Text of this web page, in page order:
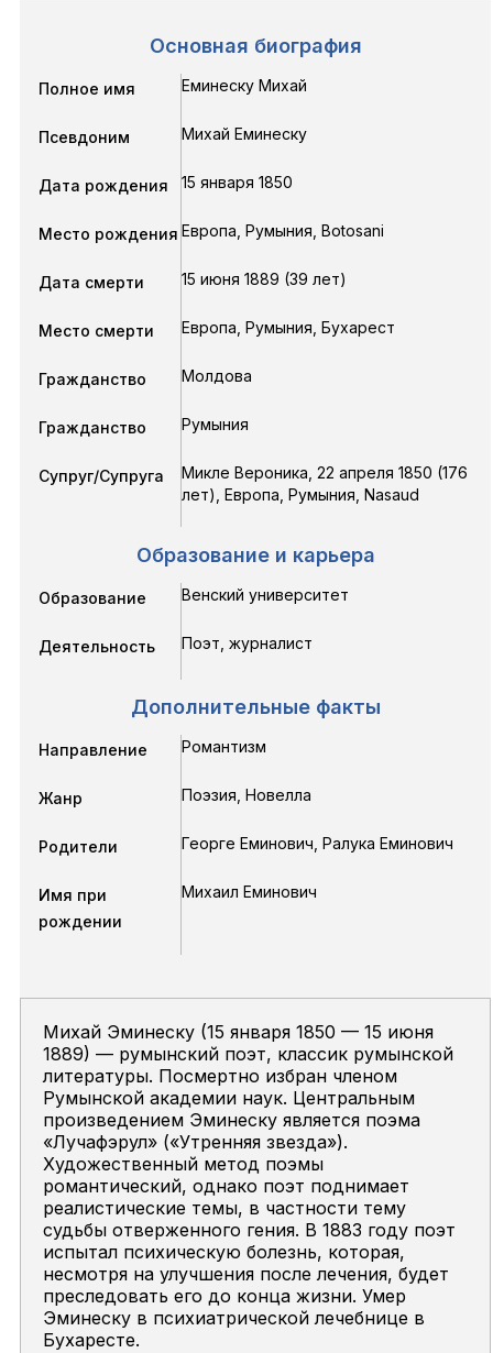
Основная биография
Полное имя Еминеску Михай
Псевдоним Михай Еминеску
Дата рождения 15 января 1850
Место рождения Европа, Румыния, Botosani
Дата смерти 15 июня 1889 (39 лет)
Место смерти Европа, Румыния, Бухарест
Гражданство Молдова
Гражданство Румыния
Супруг/Супруга Микле Вероника 22 апреля 1850 (176
лет), Европа, Румыния, Nasaud
Образование и карьера
Образование Венский университет
Деятельность Поэт, журналист
Дополнительные факты
Направление Романтизм
Жанр Поэзия, Новелла
Родители Георге Еминович, Ралука Еминович
Имя при
рождении
Михаил Еминович
Михай Эминеску (15 января 1850 — 15 июня
1889) — румынский поэт, классик румынской
литературы. Посмертно избран членом
Румынской академии наук. Центральным
произведением Эминеску является поэма
«Лучафэрул» («Утренняя звезда»).
Художественный метод поэмы
романтический, однако поэт поднимает
реалистические темы, в частности тему
судьбы отверженного гения. В 1883 году поэт
испытал психическую болезнь, которая,
несмотря на улучшения после лечения, будет
преследовать его до конца жизни. Умер
Эминеску в психиатрической лечебнице в
Бухаресте.